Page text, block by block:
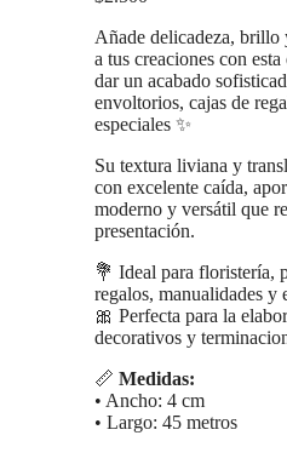
la
página
de
Añade delicadeza, brillo
a tus creaciones con
dar un acabado
envoltorios, cajas de
especiales ✨
Su textura liviana y
con excelente caída,
moderno y versátil que
presentación.
💐 Ideal para floristería,
regalos, manualidades y
🎀 Perfecta para la
decorativos y
📏 Medidas:
• Ancho: 4 cm
• Largo: 45 metros